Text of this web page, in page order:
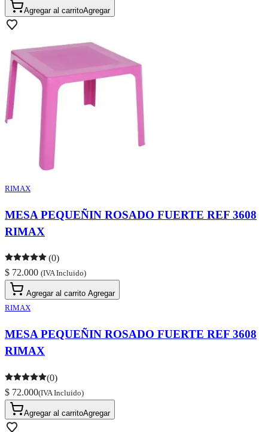
Agregar al carritoAgregar
RIMAX
MESA PEQUEÑIN ROSADO FUERTE REF 3608
RIMAX
(0)
$ 72.000 (IVA Incluido)
Agregar al carrito Agregar
RIMAX
MESA PEQUEÑIN ROSADO FUERTE REF 3608
RIMAX
(0)
$ 72.000(IVA Incluido)
Agregar al carritoAgregar